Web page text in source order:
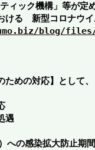
ィック機構」等が定
ける　新型コロナウ
blog/files/
ための対応】として、
遇
への感染拡大防止期